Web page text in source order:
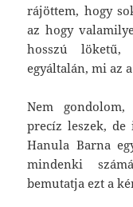
rájöttem, hogy
az hogy
hosszú
egyáltalán, mi az
Nem
precíz leszek,
Hanula Barna
mindenki
bemutatja ezt a